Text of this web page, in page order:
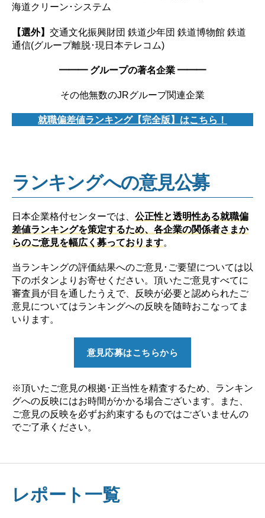
海道クリーン･システム
【選外】 交通文化振興財団 鉄道少年団 鉄道博物館 鉄道
通信(グループ離脱･現日本テレコム)
━━━ グループの著名企業 ━━━
その他無数のJRグループ関連企業
就職偏差値ランキング【完全版】はこちら！
ランキングへの意見公募
日本企業格付センターでは、 公正性と透明性ある就職偏
差値ランキングを策定するため、各企業の関係者さまか
らのご意見を幅広く募っております。
当ランキングの評価結果へのご意見･ご要望については以
下のボタンよりお寄せください。頂いたご意見すべてに
審査員が目を通したうえで、反映が必要と認められたご
意見についてはランキングへの反映を随時おこなってま
いります。
意見応募はこちらから
※頂いたご意見の根拠･正当性を精査するため、ランキン
グへの反映にはお時間がかかる場合ございます。また、
ご意見の反映を必ずお約束するものではございませんの
でご了承ください。
レポート一覧